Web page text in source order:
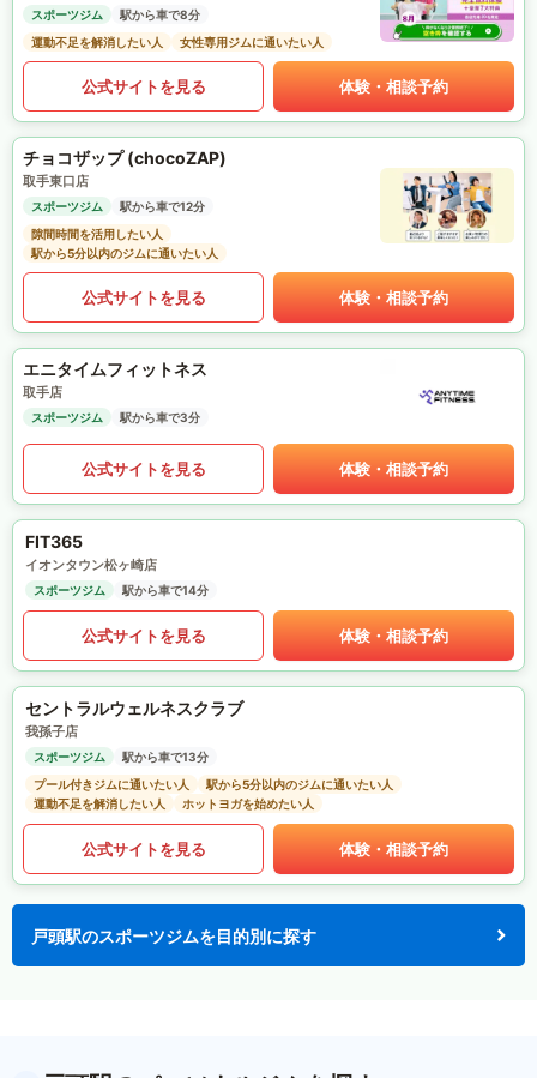
スポーツジム
駅から車で8分
運動不足を解消したい人
女性専用ジムに通いたい人
公式サイトを見る 体験・相談予約
チョコザップ (chocoZAP)
取手東口店
スポーツジム
駅から車で12分
隙間時間を活用したい人
駅から5分以内のジムに通いたい人
公式サイトを見る 体験・相談予約
エニタイムフィットネス
取手店
スポーツジム 駅から車で3分
公式サイトを見る 体験・相談予約
FIT365
イオンタウン松ヶ崎店
スポーツジム 駅から車で14分
公式サイトを見る 体験・相談予約
セントラルウェルネスクラブ
我孫子店
スポーツジム
駅から車で13分
プール付きジムに通いたい人
駅から5分以内のジムに通いたい人
運動不足を解消したい人
ホットヨガを始めたい人
公式サイトを見る 体験・相談予約
戸頭駅のスポーツジムを目的別に探す